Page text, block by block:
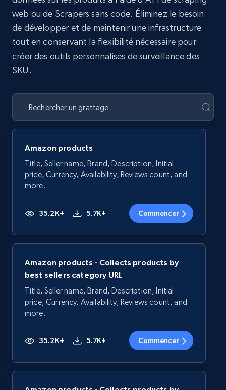
web ou de Scrapers sans code. Éliminez le besoin
de développer et de maintenir une infrastructure
tout en conservant la flexibilité nécessaire pour
créer des outils personnalisés de surveillance des
SKU.
Amazon products
Title, Seller name, Brand, Description, Initial
price, Currency, Availability, Reviews count, and
more.
35.2K+ 5.7K+ Commencer
Amazon products - Collects products by
best sellers category URL
Title, Seller name, Brand, Description, Initial
price, Currency, Availability, Reviews count, and
more.
35.2K+ 5.7K+ Commencer